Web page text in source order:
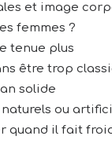
et image
femmes ?
tenue plus
être trop
solide
ou
quand il fait